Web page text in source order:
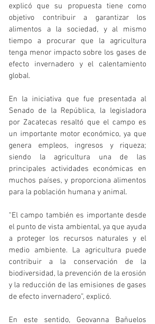
explicó que su propuesta tiene como
objetivo contribuir a garantizar los
alimentos a la sociedad, y al mismo
tiempo a procurar que la agricultura
tenga menor impacto sobre los gases de
efecto invernadero y el calentamiento
global.
En la iniciativa que fue presentada al
Senado de la República, la legisladora
por Zacatecas resaltó que el campo es
un importante motor económico, ya que
genera empleos, ingresos y riqueza;
siendo la agricultura una de las
principales actividades económicas en
muchos países, y proporciona alimentos
para la población humana y animal.
“El campo también es importante desde
el punto de vista ambiental, ya que ayuda
a proteger los recursos naturales y el
medio ambiente. La agricultura puede
contribuir a la conservación de la
biodiversidad, la prevención de la erosión
y la reducción de las emisiones de gases
de efecto invernadero”, explicó.
En este sentido, Geovanna Bañuelos